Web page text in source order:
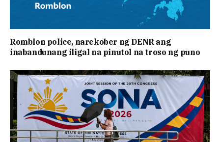
Romblon police, narekober ng DENR ang
inabandunang iligal na pinutol na troso ng puno